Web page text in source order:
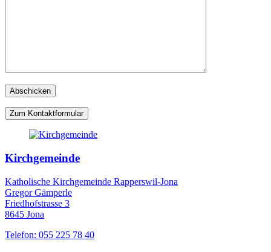
Zum Kontaktformular
Kirchgemeinde
Katholische Kirchgemeinde Rapperswil-Jona
Gregor Gämperle
Friedhofstrasse 3
8645 Jona
Telefon: 055 225 78 40